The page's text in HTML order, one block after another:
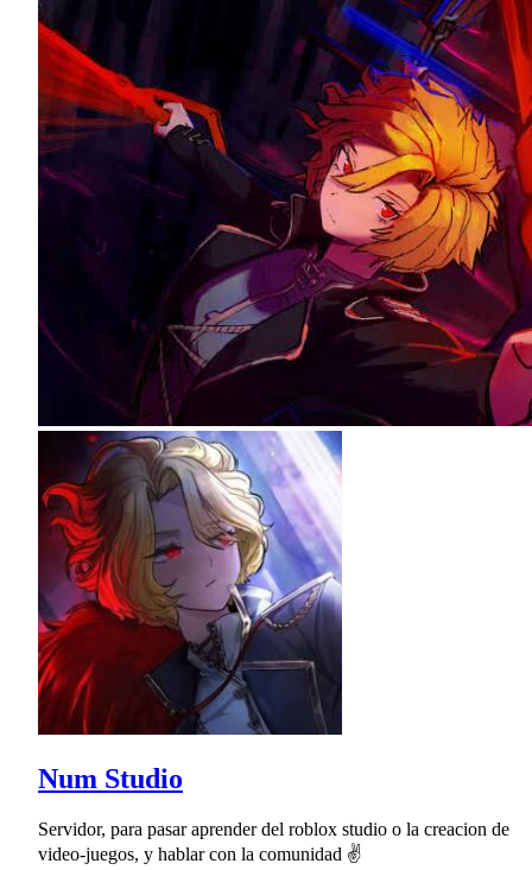
Num Studio
Servidor, para pasar aprender del roblox studio o la creacion de
video-juegos, y hablar con la comunidad ✌